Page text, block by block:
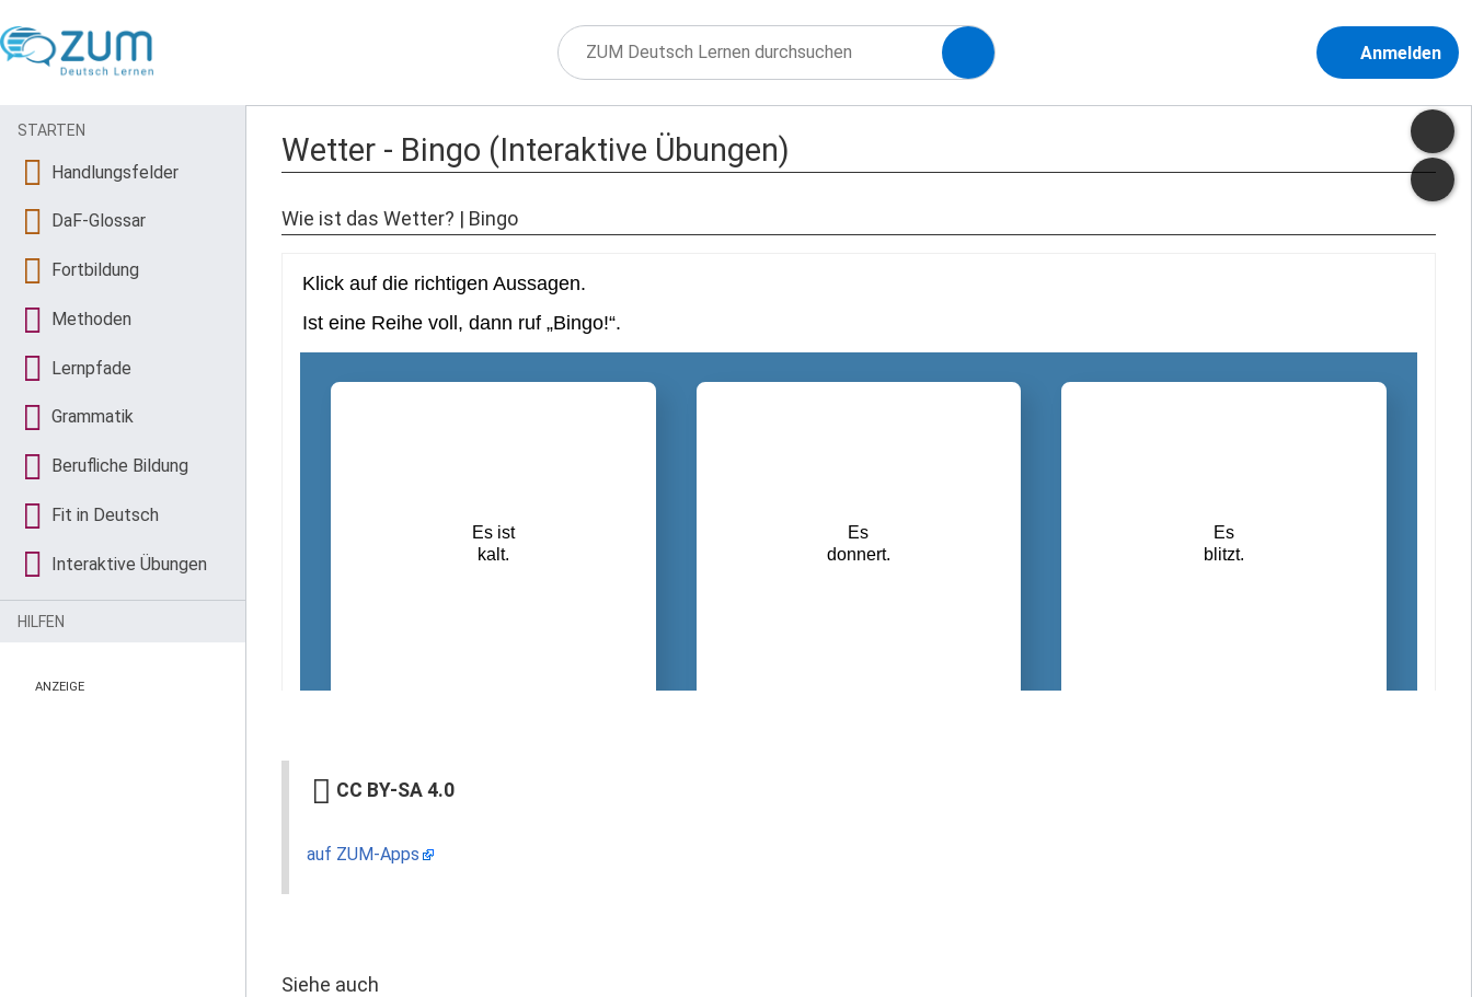
Anmelden
Wetter - Bingo (Interaktive Übungen)
Wie ist das Wetter? | Bingo
CC BY-SA 4.0
auf ZUM-Apps
Siehe auch
STARTEN
Handlungsfelder
DaF-Glossar
Fortbildung
Methoden
Lernpfade
Grammatik
Berufliche Bildung
Fit in Deutsch
Interaktive Übungen
HILFEN
ANZEIGE